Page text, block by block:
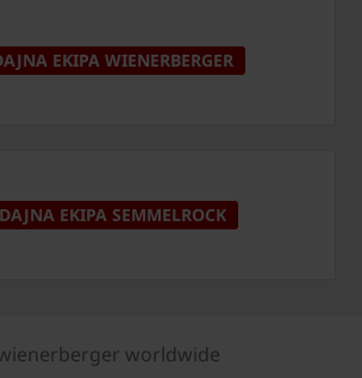
EKIPA WIENERBERGER
EKIPA SEMMELROCK
worldwide